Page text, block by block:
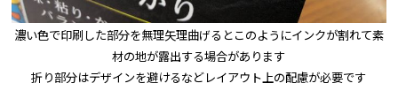
濃い色で印刷した部分を無理矢理曲げるとこのようにインクが割れて素
材の地が露出する場合があります
折り部分はデザインを避けるなどレイアウト上の配慮が必要です